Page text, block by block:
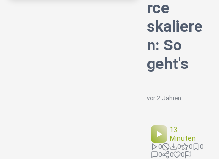
rce
skaliere
n: So
geht's
vor 2 Jahren
13
Minuten
0 0 0
0
0
0 0